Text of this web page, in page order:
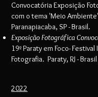
Convocatória Exposição
com o tema 'Meio
Paranapiacaba, SP - Brasil.
Exposição Fotográfica
19º Paraty em Foco-
Fotografia. Paraty, RJ - Brasil
2022